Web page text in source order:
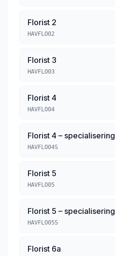
Florist 2
HAVFLO02
Florist 3
HAVFLO03
Florist 4
HAVFLO04
Florist 4 – specialisering
HAVFLO04S
Florist 5
HAVFLO05
Florist 5 – specialisering
HAVFLO05S
Florist 6a